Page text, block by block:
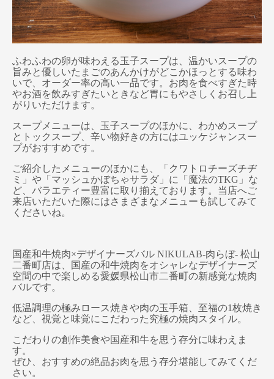
ふわふわの卵が味わえる玉子スープは、温かいスープの
旨みと優しいたまごのあんかけがどこかほっとする味わ
いで、オーダー率の高い一品です。お肉を食べすぎた時
やお酒を飲みすぎたいときなど胃にもやさしくお召し上
がりいただけます。
スープメニューは、玉子スープのほかに、わかめスープ
とトックスープ、辛い物好きの方にはユッケジャンスー
プがおすすめです。
ご紹介したメニューのほかにも、「クワトロチーズチヂ
ミ」や「マッシュかぼちゃサラダ」に「魔法のTKG」な
ど、バラエティー豊富に取り揃えております。当店へご
来店いただいた際にはさまざまなメニューも試してみて
くださいね。
国産和牛焼肉×デザイナーズバル NIKULAB-肉らぼ- 松山
二番町店は、国産の和牛焼肉をオシャレなデザイナーズ
空間の中で楽しめる愛媛県松山市二番町の新感覚な焼肉
バルです。
低温調理の極みロース焼きや肉の玉手箱、至福の1枚焼き
など、視覚と味覚にこだわった究極の焼肉スタイル。
こだわりの創作美食や国産和牛を思う存分に味わえま
す。
ぜひ、おすすめの絶品お肉を思う存分堪能してみてくだ
さい。